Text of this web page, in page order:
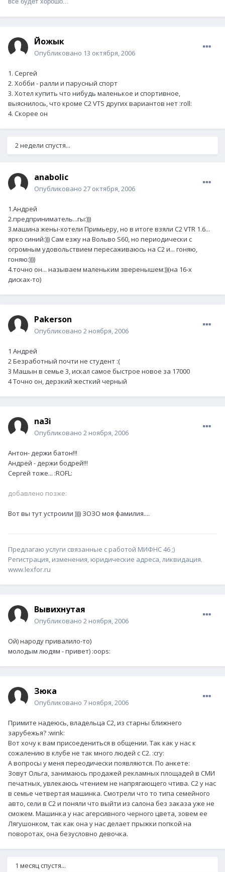
Йожык
Опубликовано 13 октября, 2006
1. Сергей
2. Хобби - ралли и парусный спорт
3. Хотел купить что нибудь маленькое и спортивное,
выяснилось, что кроме C2 VTS других вариантов нет :roll:
4. Скорее он
2 недели спустя...
anabolic
Опубликовано 27 октября, 2006
1.Андрей
2.предприниматель...гы:)))
3.машина жены-хотели Примьеру, но в итоге взяли С2 VTR 1.6...
ярко синий:))) Сам езжу на Вольво S60, но периодически с
огромным удовольствием пересаживаюсь на С2 и... гоняю,
гоняю:))))
4.точно он... называем маленьким зверенышем:))(на 16-х
дисках-то)
Pakerson
Опубликовано 2 ноября, 2006
1 Андрей
2 Безработный почти не студент :(
3 Машын в семье 3, искал самое быстрое новое за 17000
4 Точно он, дерзкий жесткий черный
na3i
Опубликовано 2 ноября, 2006
Антон- держи батон!!!
Андрей - держи бодрей!!!
Сергей тоже... :ROFL:
добавлено позже:
Вот вы тут устроили )))) ЗОЗО моя фамилия....
Предлагаю услуги связанные с работой МИФНС 46 ;)
Регистрация, изменения, юридические адреса, ликвидация.
www.lexfor.ru
Вывихнутая
Опубликовано 2 ноября, 2006
Ой) народу привалило-то)
молодым людям - привет) :oops:
Зюка
Опубликовано 7 ноября, 2006
Примите надеюсь, владельца С2, из старны ближнего
зарубежья? :wink:
Вот хочу к вам присоедениться в общении. Так как у нас к
сожалению в клубе не так много людей с С2. :cry:
А вопросы у меня переодически появляются. По анкете:
Зовут Ольга, занимаюсь продажей рекламных площадей в СМИ
печатных, увлекаюсь чтением не напрягающего чтива. С2 у нас
в семье четвертая машинка. Смотрели что то типа семейного
авто, сели в С2 и поняли что выйти из салона без заказа уже не
сможем. Машинка у нас агерсивного черного цвета, зовем ее
Лягушонком, так как она у нас делает прыжки попкой на
поворотах, она безусловно девочка.
1 месяц спустя...